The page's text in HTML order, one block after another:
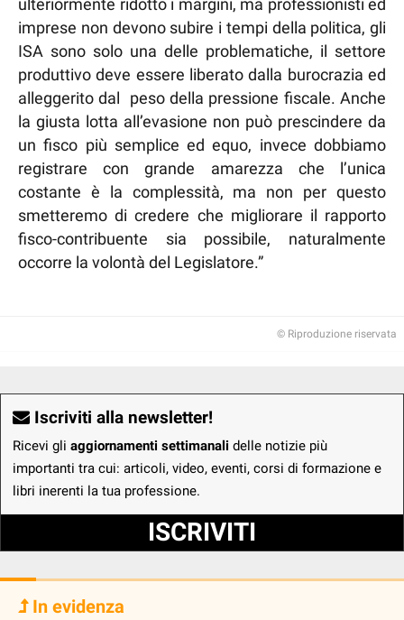
ulteriormente ridotto i margini, ma professionisti ed
imprese non devono subire i tempi della politica, gli
ISA sono solo una delle problematiche, il settore
produttivo deve essere liberato dalla burocrazia ed
alleggerito dal peso della pressione fiscale. Anche
la giusta lotta all’evasione non può prescindere da
un fisco più semplice ed equo, invece dobbiamo
registrare con grande amarezza che l’unica
costante è la complessità, ma non per questo
smetteremo di credere che migliorare il rapporto
fisco-contribuente sia possibile, naturalmente
occorre la volontà del Legislatore.”
© Riproduzione riservata
Iscriviti alla newsletter!
Ricevi gli aggiornamenti settimanali delle notizie più
importanti tra cui: articoli, video, eventi, corsi di formazione e
libri inerenti la tua professione.
ISCRIVITI
In evidenza